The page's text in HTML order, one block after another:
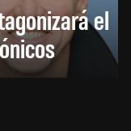
el